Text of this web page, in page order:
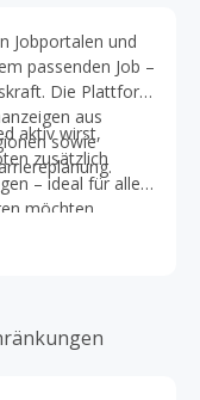
Jobportalen und
passenden Job –
Die Plattform
aus
sowie
aktiv wirst,
zusätzlich
– ideal für alle,
möchten.